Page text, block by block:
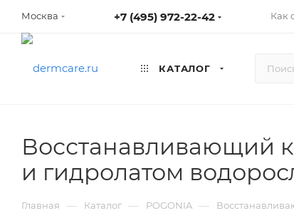
Москва +7 (495) 972-22-42 Как
КАТАЛОГ
Восстанавливающий
и гидролатом
Главная — Каталог — POGONIA —